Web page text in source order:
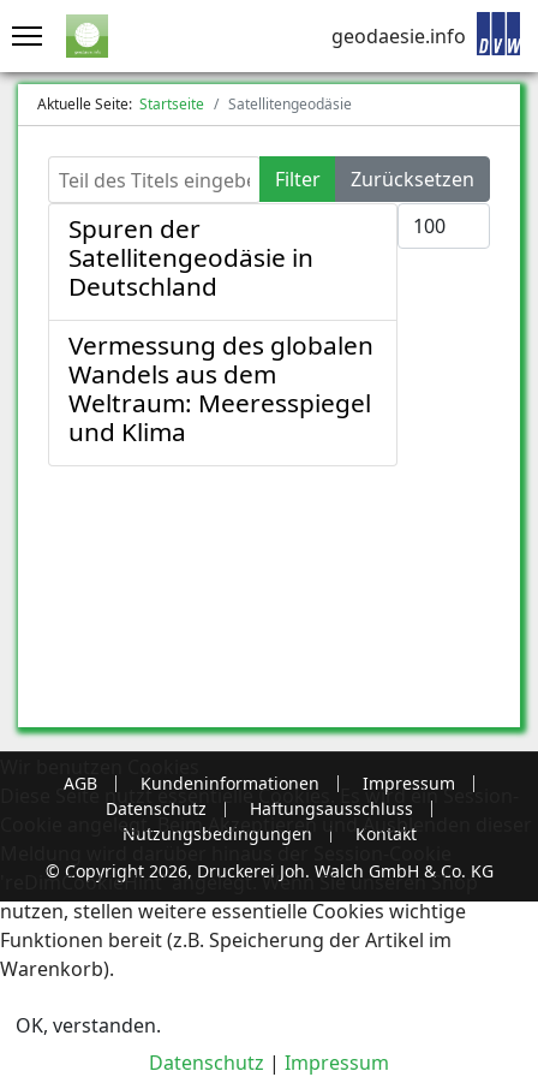
geodaesie.info
Aktuelle Seite: Startseite Satellitengeodäsie
Teil des Titels eingeben Filter
Zurücksetzen
Anzeige #
Spuren der
Satellitengeodäsie in
Deutschland
Vermessung des globalen
Wandels aus dem
Weltraum: Meeresspiegel
und Klima
AGB Kundeninformationen
Impressum
Datenschutz
Haftungsausschluss
Nutzungsbedingungen
Kontakt
© Copyright 2026, Druckerei Joh. Walch GmbH & Co. KG
Diese Seite nutzt essentielle Cookies. Es wird ein Session-
Cookie angelegt. Beim Akzeptieren und Ausblenden dieser
Meldung wird darüber hinaus der Session-Cookie
'reDimCookieHint' angelegt. Wenn Sie unseren Shop
nutzen, stellen weitere essentielle Cookies wichtige
Funktionen bereit (z.B. Speicherung der Artikel im
Warenkorb).
OK, verstanden.
Datenschutz | Impressum